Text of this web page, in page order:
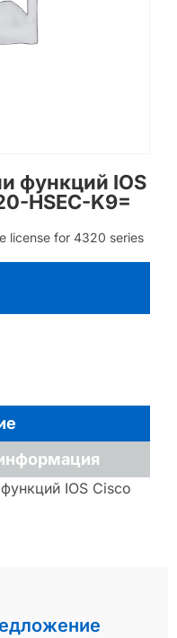
функций IOS
HSEC-K9=
license for 4320 series
IOS Cisco